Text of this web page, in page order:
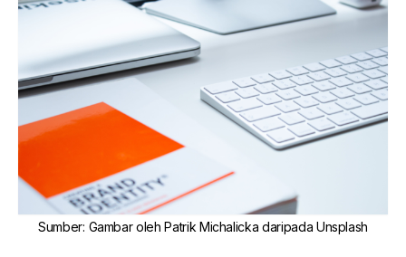
Sumber: Gambar olehPatrik Michalicka daripada Unsplash